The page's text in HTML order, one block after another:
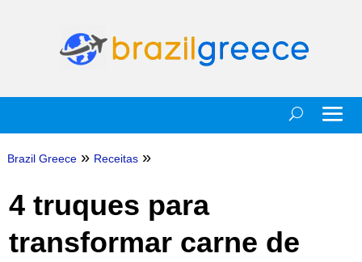
Brazil Greece » Receitas »
4 truques para
transformar carne de